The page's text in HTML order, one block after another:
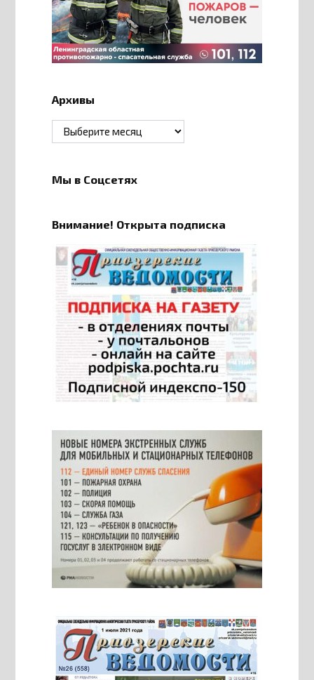
Архивы
Архивы
Мы в Соцсетях
Внимание! Открыта подписка